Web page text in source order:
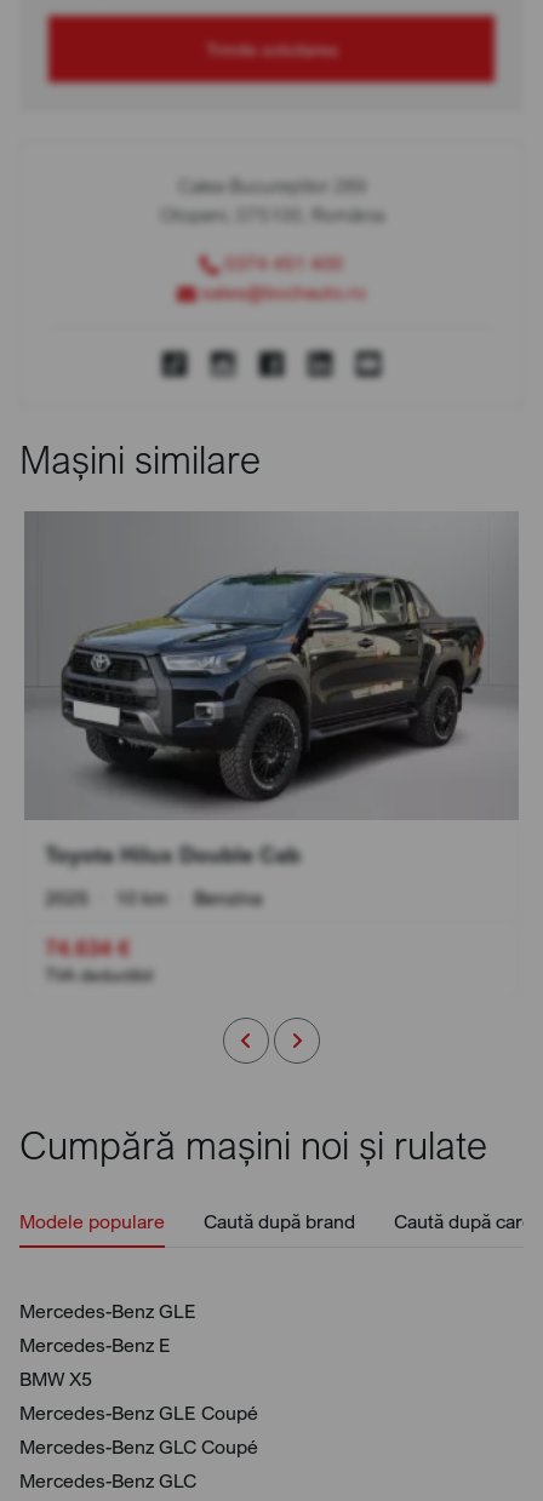
Trimite solicitarea
Calea Bucureștilor 289
Otopeni, 075100, România
0374 451 400
sales@bcchauto.ro
Mașini similare
Toyota Hilux Double Cab
2025 10 km Benzina
74.634 €
TVA deductibil
Cumpără mașini noi și rulate
Modele populare Caută după brand Caută după
Mercedes-Benz GLE
Mercedes-Benz E
BMW X5
Mercedes-Benz GLE Coupé
Mercedes-Benz GLC Coupé
Mercedes-Benz GLC